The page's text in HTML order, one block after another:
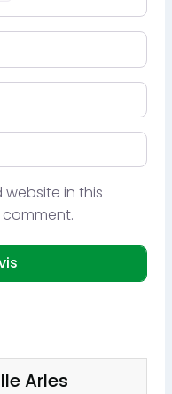
website in this
Arles